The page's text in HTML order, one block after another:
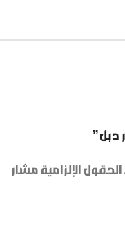
دبل”
الحقول الإلزامية مشار